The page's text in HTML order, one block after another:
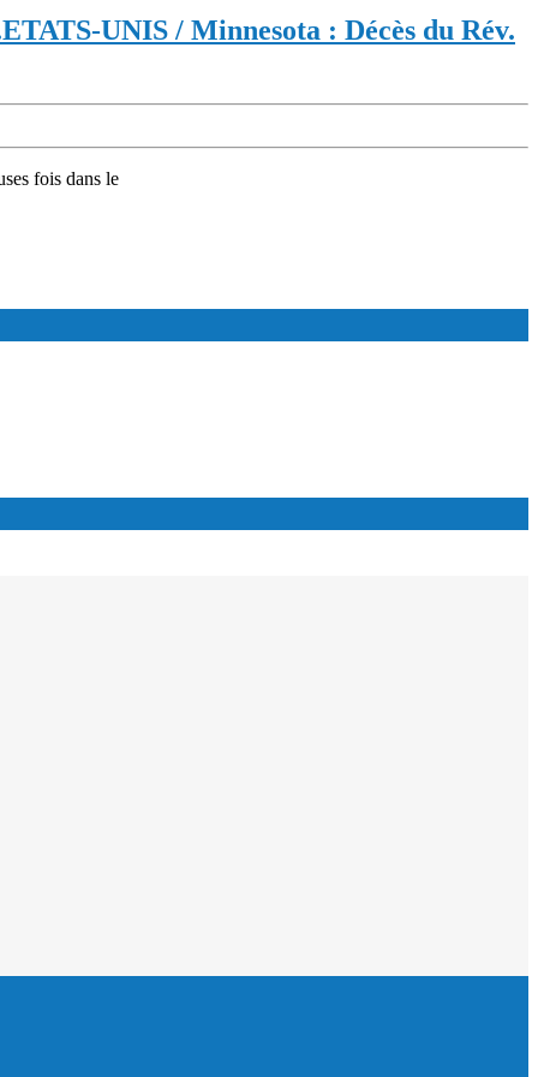
ETATS-UNIS / Minnesota : Décès du Rév.
fois dans le